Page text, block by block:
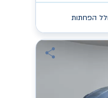
הפחתות